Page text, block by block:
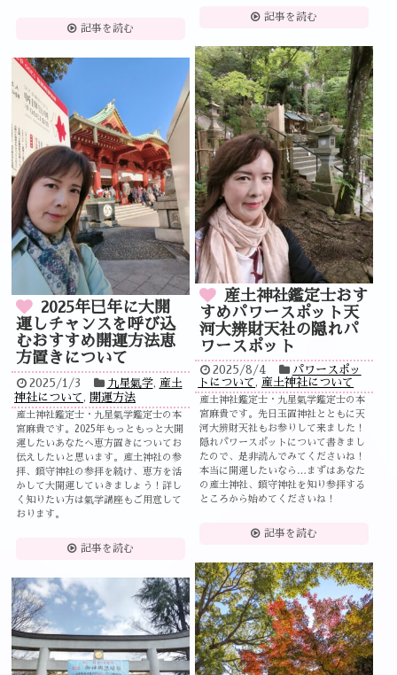
記事を読む
記事を読む
産土神社鑑定士おす
すめパワースポット天
河大辨財天社の隠れパ
ワースポット
2025/8/4
パワースポッ
トについて , 産土神社について
産土神社鑑定士・九星氣学鑑定士の本
宮麻貴です。先日玉置神社とともに天
河大辨財天社もお参りして来ました！
隠れパワースポットについて書きまし
たので、是非読んでみてくださいね！
本当に開運したいなら…まずはあなた
の産土神社、鎮守神社を知り参拝する
ところから始めてくださいね！
記事を読む
2025年巳年に大開
運しチャンスを呼び込
むおすすめ開運方法恵
方置きについて
2025/1/3 九星氣学, 産土
神社について , 開運方法
産土神社鑑定士・九星氣学鑑定士の本
宮麻貴です。2025年もっともっと大開
運したいあなたへ恵方置きについてお
伝えしたいと思います。産土神社の参
拝、鎮守神社の参拝を続け、恵方を活
かして大開運していきましょう！詳し
く知りたい方は氣学講座もご用意して
おります。
記事を読む